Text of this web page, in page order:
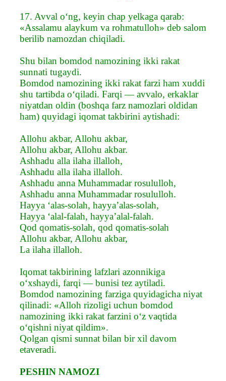
17. Avval o‘ng, keyin chap yelkaga qarab:
«Assalamu alaykum va rohmatulloh» deb salom
berilib namozdan chiqiladi.
Shu bilan bomdod namozining ikki rakat
sunnati tugaydi.
Bomdod namozining ikki rakat farzi ham xuddi
shu tartibda o‘qiladi. Farqi — avvalo, erkaklar
niyatdan oldin (boshqa farz namozlari oldidan
ham) quyidagi iqomat takbirini aytishadi:
Allohu akbar, Allohu akbar,
Allohu akbar, Allohu akbar.
Ashhadu alla ilaha illalloh,
Ashhadu alla ilaha illalloh.
Ashhadu anna Muhammadar rosululloh,
Ashhadu anna Muhammadar rosululloh.
Hayya ‘alas-solah, hayya’alas-solah,
Hayya ‘alal-falah, hayya’alal-falah.
Qod qomatis-solah, qod qomatis-solah
Allohu akbar, Allohu akbar,
La ilaha illalloh.
Iqomat takbirining lafzlari azonnikiga
o‘xshaydi, farqi — bunisi tez aytiladi.
Bomdod namozining farziga quyidagicha niyat
qilinadi: «Alloh rizoligi uchun bomdod
namozining ikki rakat farzini o‘z vaqtida
o‘qishni niyat qildim».
Qolgan qismi sunnat bilan bir xil davom
etaveradi.
PESHIN NAMOZI